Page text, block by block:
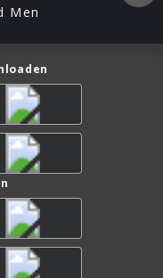
Men